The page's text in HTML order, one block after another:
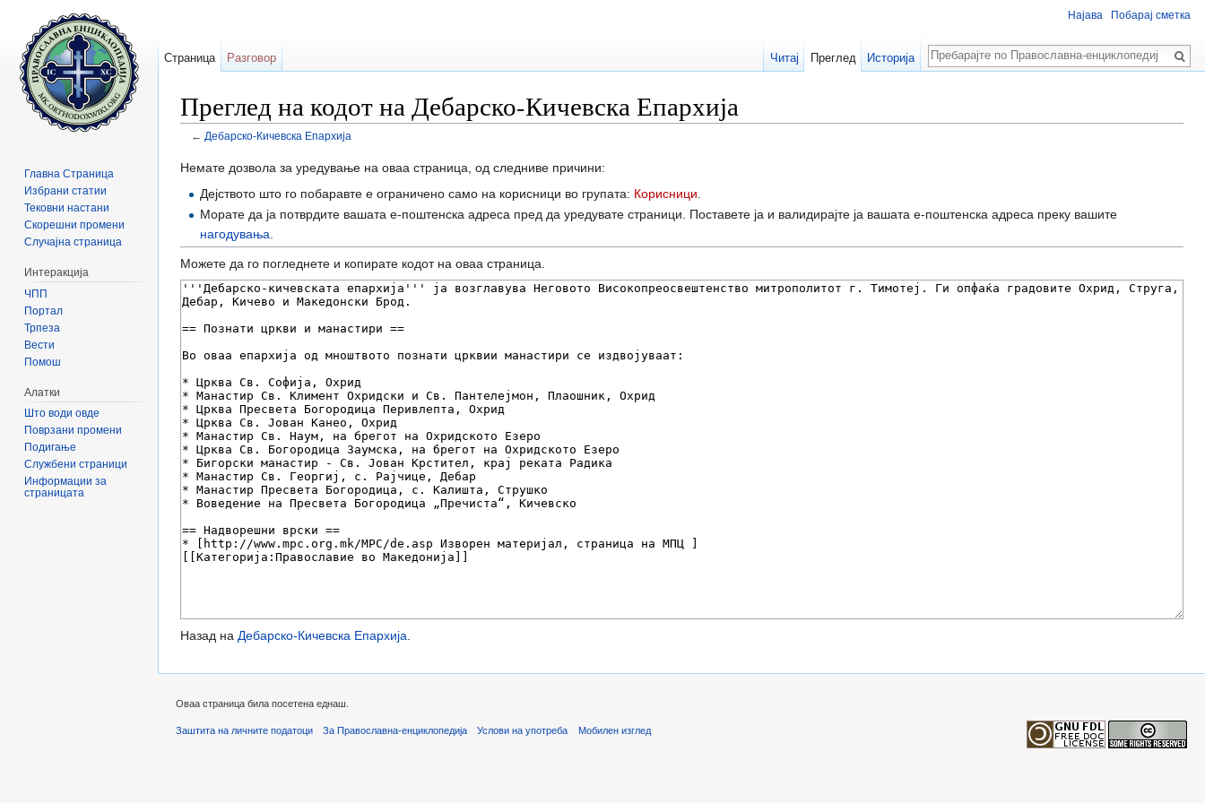
Преглед на кодот на Дебарско-Кичевска Епархија
← Дебарско-Кичевска Епархија
Немате дозвола за уредување на оваа страница, од следниве причини:
Дејството што го побаравте е ограничено само на корисници во групата: Корисници
Морате да ја потврдите вашата е-поштенска адреса пред да уредувате страници. Поставете ја и валидирајте ја вашата е-поштенска адреса преку вашите
нагодувања
Можете да го погледнете и копирате кодот на оваа страница.
Назад на Дебарско-Кичевска Епархија.
Најава Побарај сметка
Страница Разговор Читај Преглед Историја
Пребарај
Главна Страница
Избрани статии
Тековни настани
Скорешни промени
Случајна страница
Интеракција
ЧПП
Портал
Трпеза
Вести
Помош
Алатки
Што води овде
Поврзани промени
Подигање
Службени страници
Информации за
страницата
Оваа страница била посетена еднаш.
Заштита на личните податоци За Православна-енциклопедија Услови на употреба Мобилен изглед